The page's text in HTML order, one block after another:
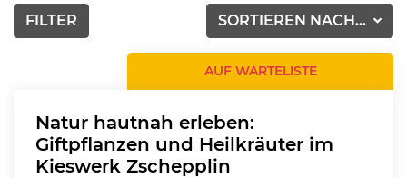
SORTIEREN NACH...
FILTER
AUF WARTELISTE
Natur hautnah erleben:
Giftpflanzen und Heilkräuter im
Kieswerk Zschepplin